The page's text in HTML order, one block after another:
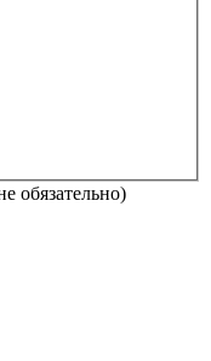
обязательно)